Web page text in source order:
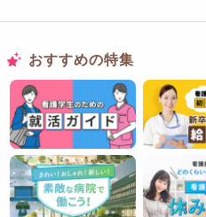
おすすめの特集